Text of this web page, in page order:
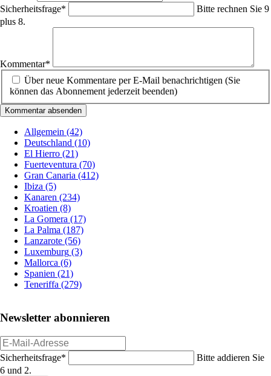
Pflichtfeld
Sicherheitsfrage*
Bitte rechnen Sie 9
plus 8.
Kommentar*
Über neue Kommentare per E-Mail benachrichtigen (Sie
können das Abonnement jederzeit beenden)
Kommentar absenden
Allgemein (42)
Deutschland (10)
El Hierro (21)
Fuerteventura (70)
Gran Canaria (412)
Ibiza (5)
Kanaren (234)
Kroatien (8)
La Gomera (17)
La Palma (187)
Lanzarote (56)
Luxemburg (3)
Mallorca (6)
Spanien (21)
Teneriffa (279)
Newsletter abonnieren
E-
Mail-
Adresse
Pflichtfeld
Sicherheitsfrage*
Bitte addieren Sie
6 und 2.